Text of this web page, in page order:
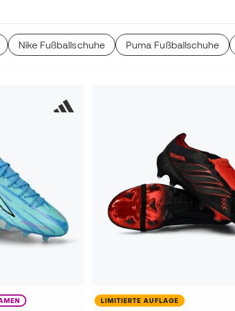
Nike Fußballschuhe Puma Fußballschuhe
LIMITIERTE AUFLAGE